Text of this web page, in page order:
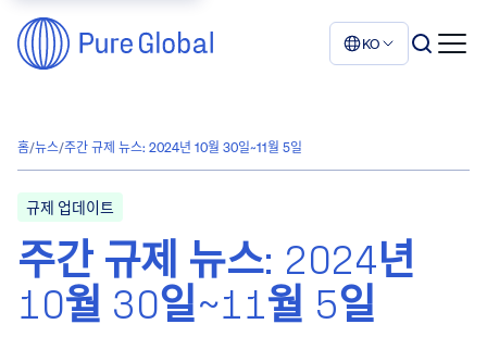
KO
홈/뉴스/주간 규제 뉴스: 2024년 10월 30일~11월 5일
규제 업데이트
주간 규제 뉴스: 2024년
10월 30일~11월 5일